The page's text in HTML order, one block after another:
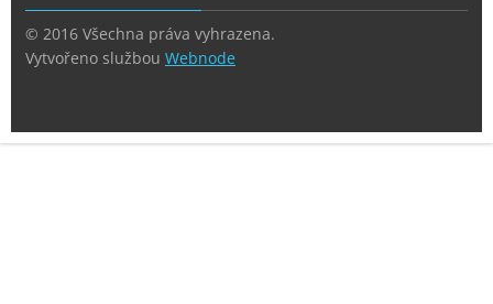
© 2016 Všechna práva vyhrazena.
Vytvořeno službou Webnode